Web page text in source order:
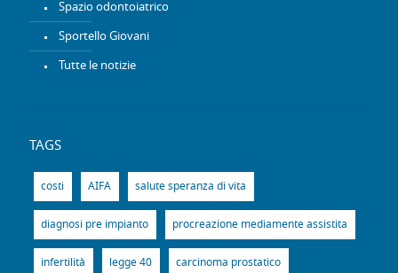
Spazio odontoiatrico
Sportello Giovani
Tutte le notizie
TAGS
costi AIFA salute speranza di vita
diagnosi pre impianto procreazione mediamente assistita
infertilità legge 40 carcinoma prostatico